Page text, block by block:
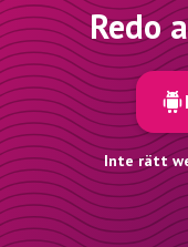
Redo
Inte rätt